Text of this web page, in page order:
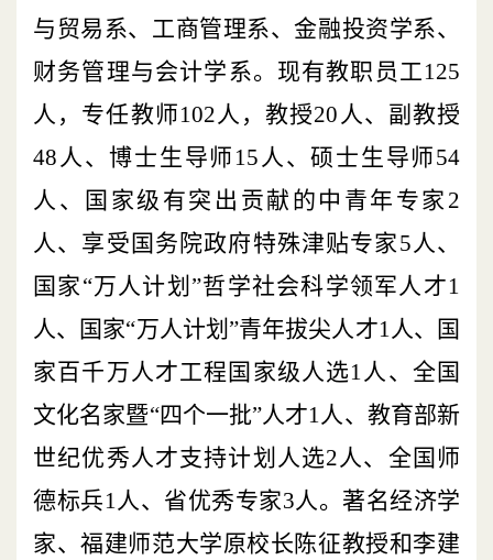
与贸易系、工商管理系、金融投资学系、
财务管理与会计学系。现有教职员工125
人，专任教师102人，教授20 人、副教授
48 人、博士生导师 15 人、硕士生导师54
人、国家级有突出贡献的中青年专家 2
人、享受国务院政府特殊津贴专家5人、
国家“万人计划”哲学社会科学领军人才1
人、国家“万人计划”青年拔尖人才1人、国
家百千万人才工程国家级人选1人、全国
文化名家暨“四个一批”人才1人、教育部新
世纪优秀人才支持计划人选2人、全国师
德标兵1人、省优秀专家3人。著名经济学
家、福建师范大学原校长陈征教授和李建